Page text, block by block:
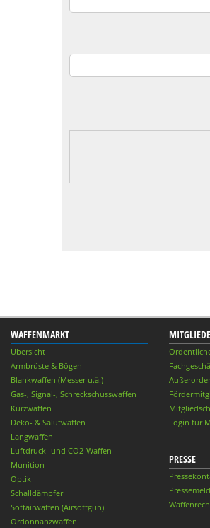
WAFFENMARKT
Übersicht
Armbrüste & Bögen
Blankwaffen (Messer u.ä.)
Gas-, Signal-, Schreckschusswaffen
Kurzwaffen
Deko- & Salutwaffen
Langwaffen
Luftdruck- und CO2-Waffen
Munition
Optik
Schalldämpfer
Softairwaffen (Airsoftgun)
Ordonnanzwaffen
Login für
PRESSE